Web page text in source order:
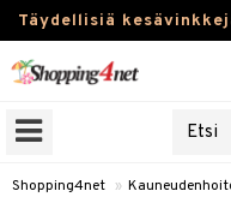
Täydellisiä
Kauneudenhoito
Piilolinssit
Shopping4net »